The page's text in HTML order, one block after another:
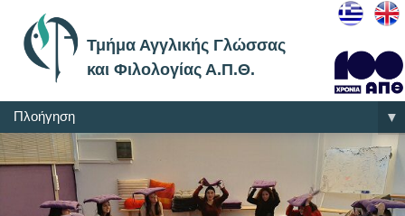
Τμήμα Αγγλικής Γλώσσας
και Φιλολογίας Α.Π.Θ.
Πλοήγηση ▼